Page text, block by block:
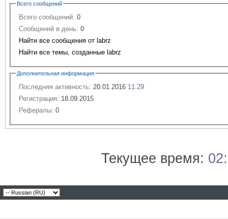
Всего сообщений
Всего сообщений: 0
Сообщений в день: 0
Найти все сообщения от labrz
Найти все темы, созданные labrz
Дополнительная информация
Последняя активность: 20.01.2016 11:29
Регистрация: 18.09.2015
Рефералы: 0
Текущее время: